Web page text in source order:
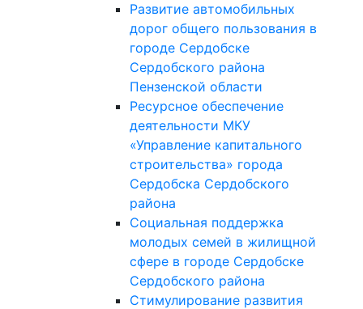
Развитие автомобильных
дорог общего пользования в
городе Сердобске
Сердобского района
Пензенской области
Ресурсное обеспечение
деятельности МКУ
«Управление капитального
строительства» города
Сердобска Сердобского
района
Социальная поддержка
молодых семей в жилищной
сфере в городе Сердобске
Сердобского района
Стимулирование развития